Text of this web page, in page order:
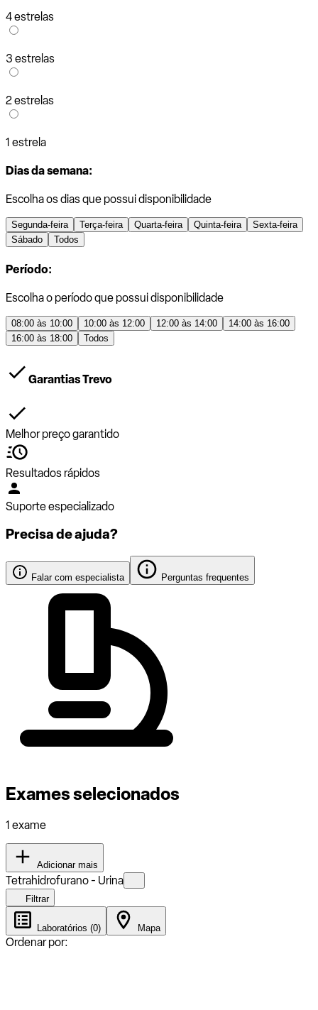
4 estrelas
3 estrelas
2 estrelas
1 estrela
Dias da semana:
Escolha os dias que possui disponibilidade
Segunda-feira Terça-feira Quarta-feira Quinta-feira
Sexta-feira
Sábado
Todos
Período:
Escolha o período que possui disponibilidade
08:00 às 10:00 10:00 às 12:00 12:00 às 14:00
14:00 às 16:00
16:00 às 18:00
Todos
Garantias Trevo
Melhor preço garantido
Resultados rápidos
Suporte especializado
Precisa de ajuda?
Falar com especialista Perguntas frequentes
Exames selecionados
1 exame
Adicionar mais
Tetrahidrofurano - Urina
Filtrar
Laboratórios (0) Mapa
Ordenar por: